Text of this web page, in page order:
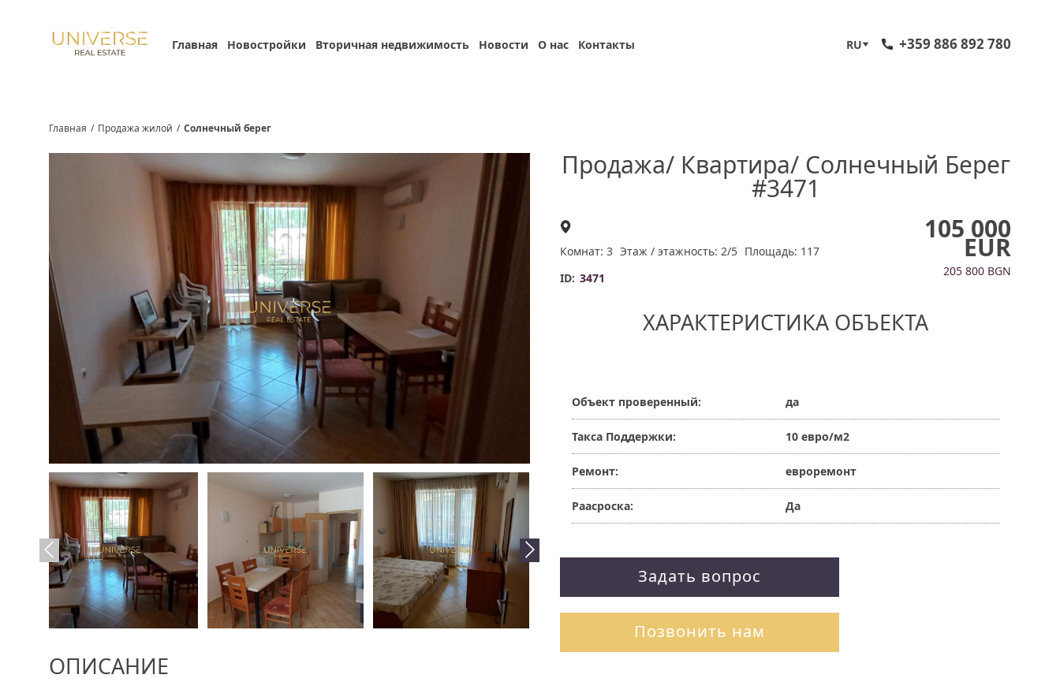
Главная Новостройки Вторичная недвижимость Новости О нас Контакты RU +359 886 892 780
Главная / Продажа жилой / Солнечный берег
ОПИСАНИЕ
Продажа/ Квартира/ Солнечный Берег
#3471
Комнат: 3 Этаж / этажность: 2/5 Площадь: 117
ID: 3471
105 000
EUR
205 800 BGN
ХАРАКТЕРИСТИКА ОБЪЕКТА
Объект проверенный: да
Такса Поддержки: 10 евро/м2
Ремонт: евроремонт
Раасроска: Да
Задать вопрос
Позвонить нам